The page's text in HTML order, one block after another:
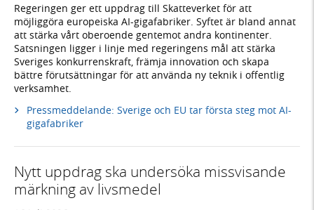
Regeringen ger ett uppdrag till Skatteverket för att
möjliggöra europeiska AI-gigafabriker. Syftet är bland annat
att stärka vårt oberoende gentemot andra kontinenter.
Satsningen ligger i linje med regeringens mål att stärka
Sveriges konkurrenskraft, främja innovation och skapa
bättre förutsättningar för att använda ny teknik i offentlig
verksamhet.
Pressmeddelande: Sverige och EU tar första steg mot AI-
gigafabriker
Nytt uppdrag ska undersöka missvisande
märkning av livsmedel